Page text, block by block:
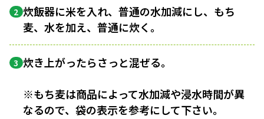
2 炊飯器に米を入れ、普通の水加減にし、もち
麦、水を加え、普通に炊く。
3 炊き上がったらさっと混ぜる。
※もち麦は商品によって水加減や浸水時間が異
なるので、袋の表示を参考にして下さい。